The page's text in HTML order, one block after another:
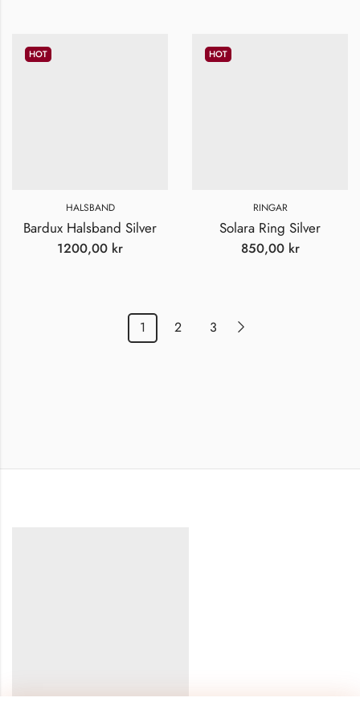
HOT
HALSBAND
Bardux Halsband Silver
1200,00 kr
HOT
RINGAR
Solara Ring Silver
850,00 kr
1 2 3